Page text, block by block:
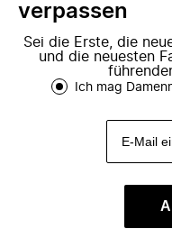
verpassen
Sei die Erste, die
und die neuesten
Ich mag